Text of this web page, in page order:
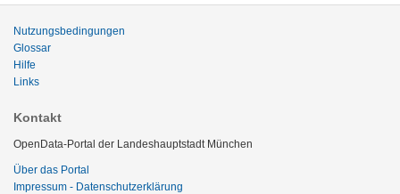
Nutzungsbedingungen
Glossar
Hilfe
Links
Kontakt
OpenData-Portal der Landeshauptstadt München
Über das Portal
Impressum - Datenschutzerklärung